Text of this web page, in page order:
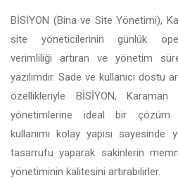
BİSİYON (Bina ve Site Yönetimi),
site yöneticilerinin günlük
verimliliği artıran ve yönetim
yazılımdır. Sade ve kullanıcı dostu
özellikleriyle BİSİYON,
yönetimlerine ideal bir çözüm
kullanımı kolay yapısı
tasarrufu yaparak sakinlerin
yönetiminin kalitesini artırabilirler.